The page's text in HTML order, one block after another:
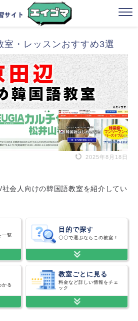
室・レッスンおすすめ3選
2025年8月18日
会人向けの韓国語教室を紹介してい
一覧
目的で探す
〇〇で選ぶならこの教室！
かる
教室ごとに見る
料金など詳しい情報をチェ
ック